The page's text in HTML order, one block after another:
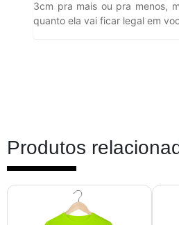
3cm pra mais ou pra menos,
quanto ela vai ficar legal em
Produtos